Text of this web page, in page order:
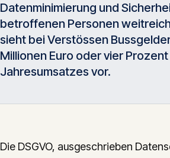
Glossar
Kontakt
Datenminimierung und
betroffenen Personen
sieht bei Verstössen
Millionen Euro oder vier
Jahresumsatzes vor.
Die DSGVO, ausgeschrieben